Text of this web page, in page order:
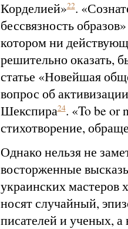
Корделией»22.
бессвязность
котором ни
решительно оказать,
статье «Новейшая
вопрос об
Шекспира24. «To be or
стихотворение,
Однако нельзя не
восторженные
украинских мастеров
носят случайный,
писателей и ученых,